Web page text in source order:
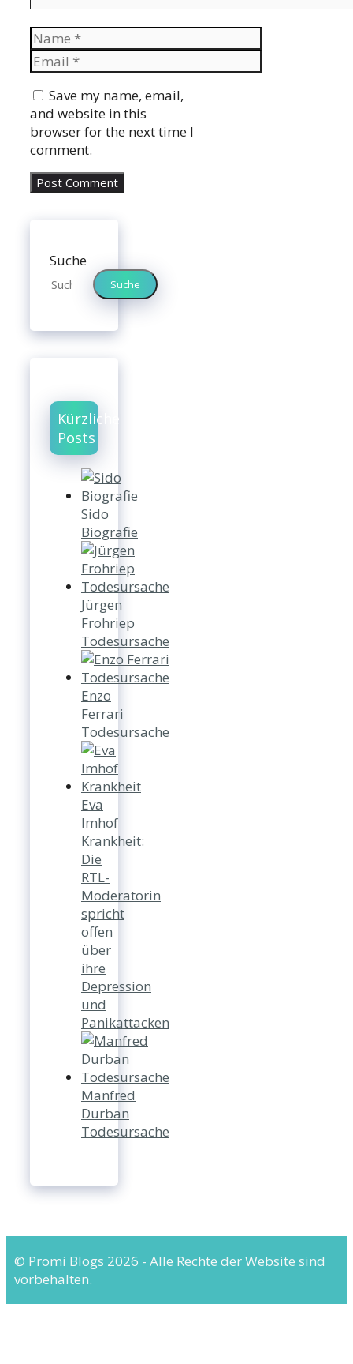
Name
Email
Save my name, email,
and website in this
browser for the next time I
comment.
Suche
Suche
Kürzliche
Posts
Sido
Biografie
Jürgen
Frohriep
Todesursache
Enzo
Ferrari
Todesursache
Eva
Imhof
Krankheit:
Die
RTL-
Moderatorin
spricht
offen
über
ihre
Depression
und
Panikattacken
Manfred
Durban
Todesursache
© Promi Blogs 2026 - Alle Rechte der Website sind
vorbehalten.